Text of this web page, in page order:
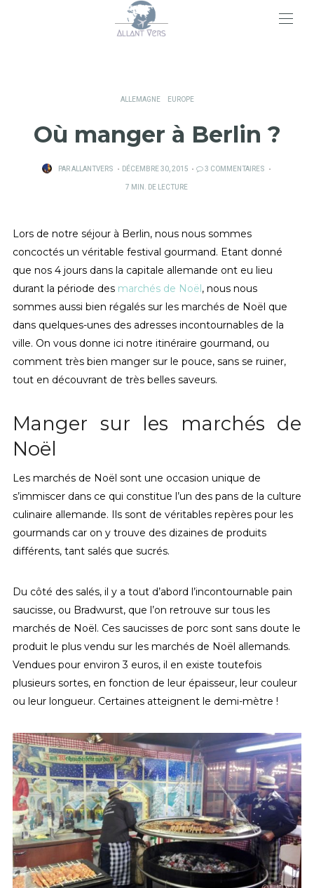
ALLEMAGNE EUROPE
Où manger à Berlin ?
PARALLANTVERS
PUBLIÉ
SUR
DÉCEMBRE 30, 2015
3 COMMENTAIRES
7 MIN. DE LECTURE
Lors de notre séjour à Berlin, nous nous sommes
concoctés un véritable festival gourmand. Etant donné
que nos 4 jours dans la capitale allemande ont eu lieu
durant la période des marchés de Noël, nous nous
sommes aussi bien régalés sur les marchés de Noël que
dans quelques-unes des adresses incontournables de la
ville. On vous donne ici notre itinéraire gourmand, ou
comment très bien manger sur le pouce, sans se ruiner,
tout en découvrant de très belles saveurs.
Manger sur les marchés de
Noël
Les marchés de Noël sont une occasion unique de
s’immiscer dans ce qui constitue l’un des pans de la culture
culinaire allemande. Ils sont de véritables repères pour les
gourmands car on y trouve des dizaines de produits
différents, tant salés que sucrés.
Du côté des salés, il y a tout d’abord l’incontournable pain
saucisse, ou Bradwurst, que l’on retrouve sur tous les
marchés de Noël. Ces saucisses de porc sont sans doute le
produit le plus vendu sur les marchés de Noël allemands.
Vendues pour environ 3 euros, il en existe toutefois
plusieurs sortes, en fonction de leur épaisseur, leur couleur
ou leur longueur. Certaines atteignent le demi-mètre !